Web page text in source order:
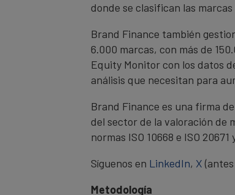
donde se clasifican las
Brand Finance también
6.000 marcas, con más de
Equity Monitor con los datos
análisis que necesitan para
Brand Finance es una firma
del sector de la valoración de
normas ISO 10668 e ISO
Síguenos en LinkedIn, X
Metodología